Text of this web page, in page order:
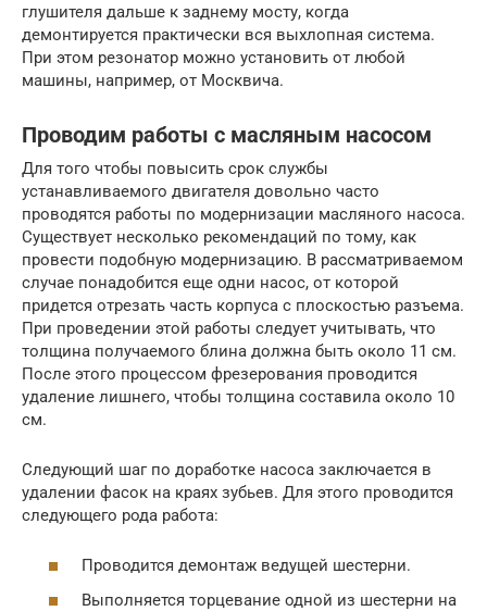
глушителя дальше к заднему мосту, когда
демонтируется практически вся выхлопная система.
При этом резонатор можно установить от любой
машины, например, от Москвича.
Проводим работы с масляным насосом
Для того чтобы повысить срок службы
устанавливаемого двигателя довольно часто
проводятся работы по модернизации масляного насоса.
Существует несколько рекомендаций по тому, как
провести подобную модернизацию. В рассматриваемом
случае понадобится еще одни насос, от которой
придется отрезать часть корпуса с плоскостью разъема.
При проведении этой работы следует учитывать, что
толщина получаемого блина должна быть около 11 см.
После этого процессом фрезерования проводится
удаление лишнего, чтобы толщина составила около 10
см.
Следующий шаг по доработке насоса заключается в
удалении фасок на краях зубьев. Для этого проводится
следующего рода работа:
Проводится демонтаж ведущей шестерни.
Выполняется торцевание одной из шестерни на